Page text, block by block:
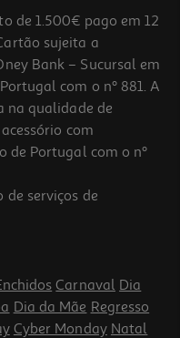
de 1.500€ pago em 12
sujeita a
Bank – Sucursal em
com o nº 881. A
na qualidade de
com
de Portugal com o nº
serviços de
Carnaval Dia
Dia da Mãe Regresso
Cyber Monday Natal